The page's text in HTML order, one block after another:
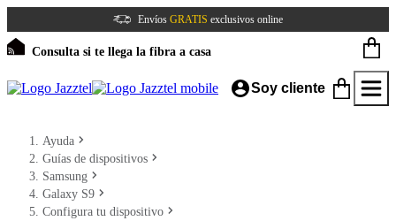
Envíos GRATIS exclusivos online
Consulta si te llega la fibra a casa
Soy cliente
Ayuda
Guías de dispositivos
Samsung
Galaxy S9
Configura tu dispositivo